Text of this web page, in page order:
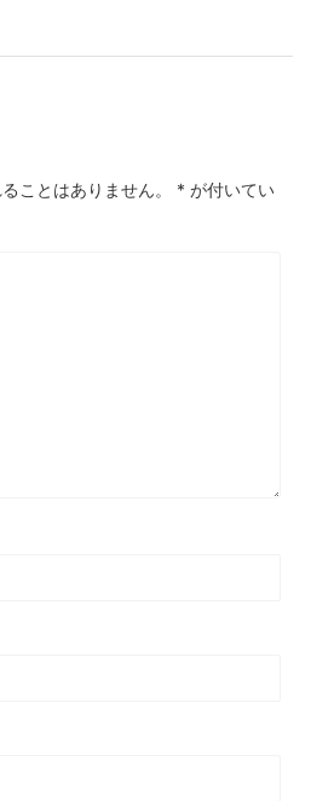
ことはありません。 * が付いてい